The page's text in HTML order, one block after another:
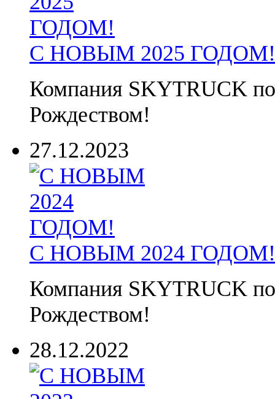
С НОВЫМ 2025 ГОДОМ!
Компания SKYTRUCK
Рождеством!
27.12.2023
С НОВЫМ 2024 ГОДОМ!
Компания SKYTRUCK
Рождеством!
28.12.2022